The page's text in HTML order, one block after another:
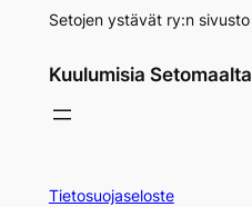
Setojen ystävät ry:n sivusto
Kuulumisia Setomaalta
Tietosuojaseloste